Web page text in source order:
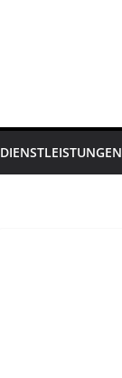
DIENSTLEISTUNGEN